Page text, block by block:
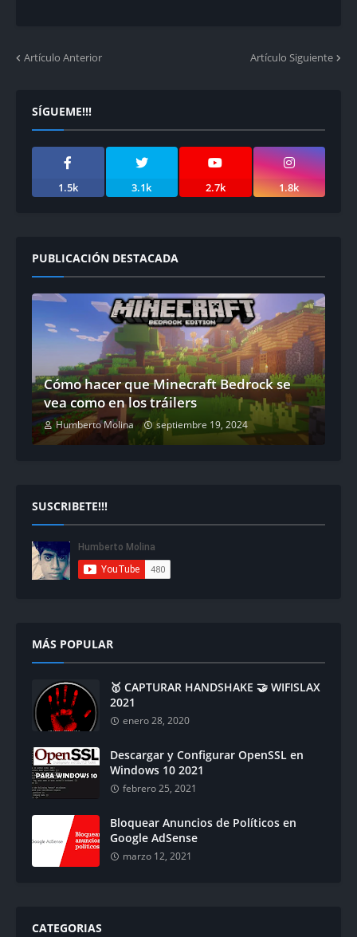
Artículo Anterior Artículo Siguiente
SÍGUEME!!!
1.5k 3.1k 2.7k 1.8k
PUBLICACIÓN DESTACADA
Cómo hacer que Minecraft Bedrock se
vea como en los tráilers
Humberto Molina septiembre 19, 2024
SUSCRIBETE!!!
MÁS POPULAR
🥇 CAPTURAR HANDSHAKE 🤝 WIFISLAX
2021
enero 28, 2020
Descargar y Configurar OpenSSL en
Windows 10 2021
febrero 25, 2021
Bloquear Anuncios de Políticos en
Google AdSense
marzo 12, 2021
CATEGORIAS